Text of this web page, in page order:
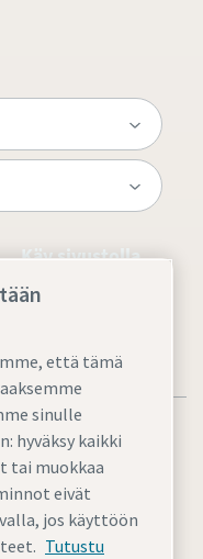
Käy sivustolla
ilmoitukset
että tämä
sinulle
hyväksy kaikki
tai muokkaa
eivät
jos käyttöön
Tutustu